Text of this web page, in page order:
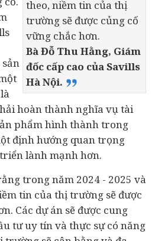
theo, niềm tin của thị
trường sẽ được củng cố
vững chắc hơn.
Bà Đỗ Thu Hằng, Giám
đốc cấp cao của Savills
Hà Nội.
hoàn thành nghĩa vụtài
phẩm hình thành trong
định hướng quan trọng
lành mạnh hơn.
trong năm 2024 - 2025 và
tin của thị trường sẽ được
Các dự án sẽ được cung
tư uy tín và thực sự có năng